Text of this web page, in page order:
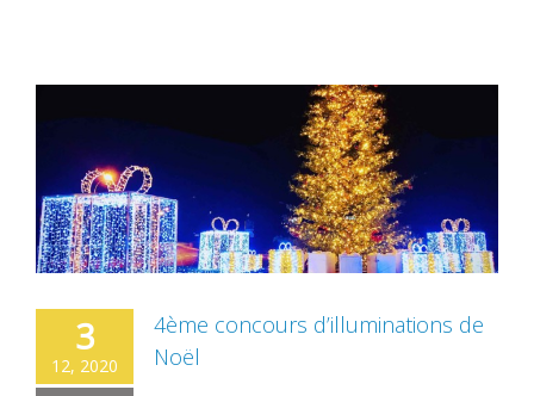
3
12, 2020
4ème concours d’illuminations de
Noël